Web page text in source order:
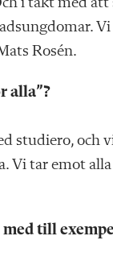
i takt med
Vi
Rosén.
alla”?
studiero, och
Vi tar emot
till